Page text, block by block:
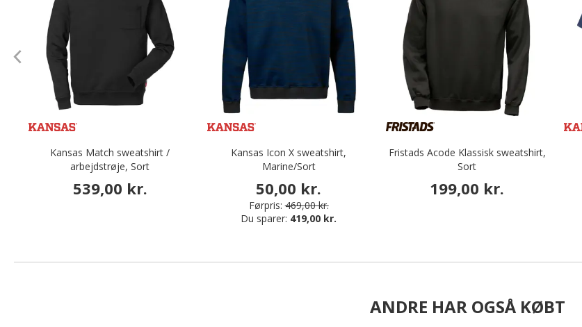
Kansas Match sweatshirt /
arbejdstrøje, Sort
539,00 kr.
Kansas Icon X sweatshirt,
Marine/Sort
50,00 kr.
Førpris: 469,00 kr.
Du sparer: 419,00 kr.
Fristads Acode Klassisk sweatshirt,
Sort
199,00 kr.
ANDRE HAR OGSÅ KØBT